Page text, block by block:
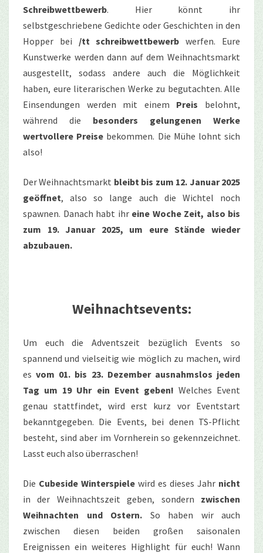
Schreibwettbewerb. Hier könnt ihr
selbstgeschriebene Gedichte oder Geschichten in den
Hopper bei /tt schreibwettbewerb werfen. Eure
Kunstwerke werden dann auf dem Weihnachtsmarkt
ausgestellt, sodass andere auch die Möglichkeit
haben, eure literarischen Werke zu begutachten. Alle
Einsendungen werden mit einem Preis belohnt,
während die besonders gelungenen Werke
wertvollere Preise bekommen. Die Mühe lohnt sich
also!
Der Weihnachtsmarkt bleibt bis zum 12. Januar 2025
geöffnet, also so lange auch die Wichtel noch
spawnen. Danach habt ihreine Woche Zeit, also bis
zum 19. Januar 2025, um eure Stände wieder
abzubauen.
Weihnachtsevents:
Um euch die Adventszeit bezüglich Events so
spannend und vielseitig wie möglich zu machen, wird
esvom 01. bis 23. Dezember ausnahmslos jeden
Tag um 19 Uhr ein Event geben! Welches Event
genau stattfindet, wird erst kurz vor Eventstart
bekanntgegeben. Die Events, bei denen TS-Pflicht
besteht, sind aber im Vornherein so gekennzeichnet.
Lasst euch also überraschen!
Die Cubeside Winterspiele wird es dieses Jahr nicht
in der Weihnachtszeit geben, sondern zwischen
Weihnachten und Ostern. So haben wir auch
zwischen diesen beiden großen saisonalen
Ereignissen ein weiteres Highlight für euch! Wann